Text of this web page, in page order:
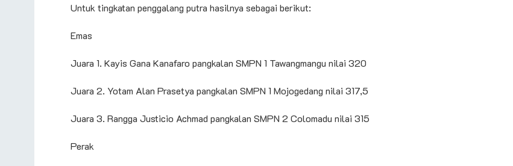
Untuk tingkatan penggalang putra hasilnya sebagai berikut:
Emas
Juara 1. Kayis Gana Kanafaro pangkalan SMPN 1 Tawangmangu nilai 320
Juara 2. Yotam Alan Prasetya pangkalan SMPN 1 Mojogedang nilai 317,5
Juara 3. Rangga Justicio Achmad pangkalan SMPN 2 Colomadu nilai 315
Perak